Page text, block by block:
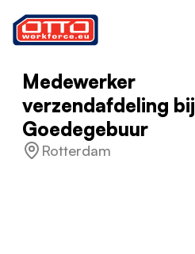
Medewerker
verzendafdeling bij
Goedegebuur
Rotterdam